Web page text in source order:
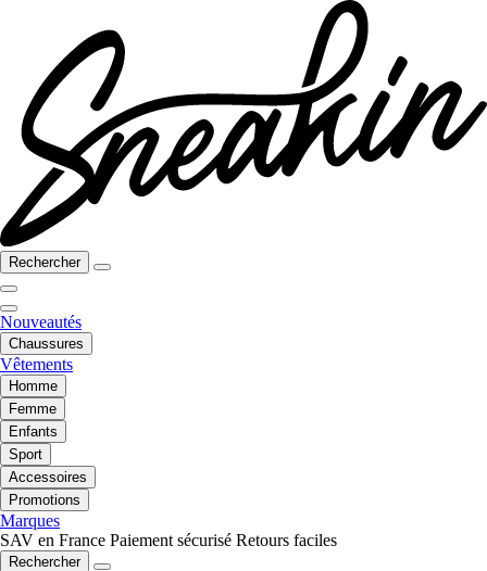
Rechercher
Nouveautés
Chaussures
Vêtements
Homme
Femme
Enfants
Sport
Accessoires
Promotions
Marques
SAV en France Paiement sécurisé Retours faciles
Rechercher